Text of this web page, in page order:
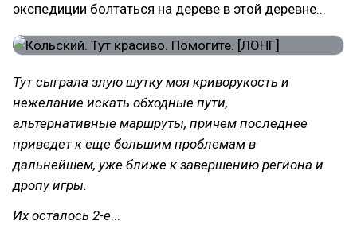
экспедиции болтаться на дереве в этой деревне...
Тут сыграла злую шутку моя криворукость и
нежелание искать обходные пути,
альтернативные маршруты, причем последнее
приведет к еще большим проблемам в
дальнейшем, уже ближе к завершению региона и
дропу игры.
Их осталось 2-е...